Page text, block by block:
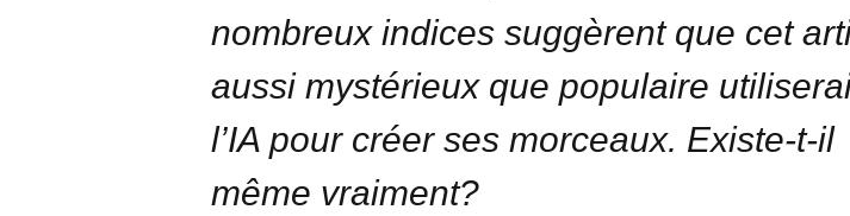
nombreux indices suggèrent que cet
aussi mystérieux que populaire
l’IA pour créer ses morceaux. Existe-t-il
même vraiment?